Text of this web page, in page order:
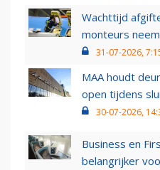
Wachttijd
monteurs
31-07-2026,
MAA houdt
open tijdens
30-07-2026,
Business en
belangrijker